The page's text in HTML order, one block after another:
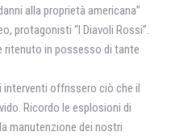
alla proprietà americana”
protagonisti “I Diavoli Rossi”.
in possesso di tante
offrissero ciò che il
Ricordo le esplosioni di
manutenzione dei nostri